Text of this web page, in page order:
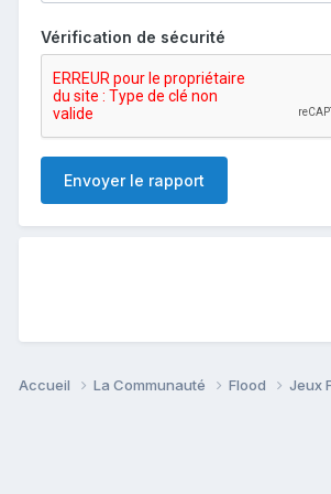
Vérification de sécurité
Envoyer le rapport
Accueil La Communauté Flood Jeux